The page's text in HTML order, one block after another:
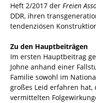
Heft 2/2017 der Freien
DDR, ihren
tendenziösen
Zu den Hauptbeiträgen
Im ersten Hauptbeitrag
Johne anhand einer
Familie sowohl im
großes Leid erfahren hat,
vermittelten